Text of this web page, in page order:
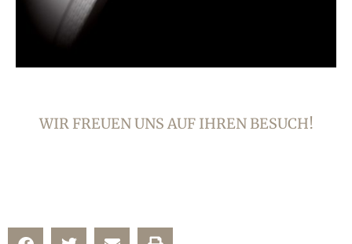
WIR FREUEN UNS AUF IHREN BESUCH!